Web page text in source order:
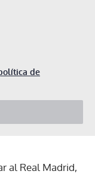
de
al Real Madrid,